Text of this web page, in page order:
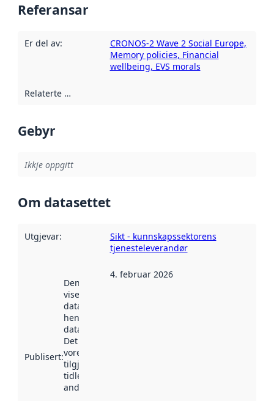
Referansar
Er del av:
CRONOS-2 Wave 2 Social Europe,
Memory policies, Financial
wellbeing, EVS morals
Relaterte ressursar
Gebyr
Ikkje oppgitt
Om datasettet
Utgjevar:
Sikt - kunnskapssektorens
tjenesteleverandør
Publisert:
Denne datoen
viser når
datasettet vart
henta inn av
data.norge.no.
Det kan ha
vore
tilgjengeleg
tidlegare
andre stader.
4. februar 2026